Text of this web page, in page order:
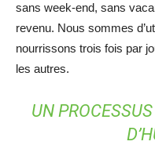
sans week-end, sans
revenu. Nous sommes
nourrissons trois fois par
les autres.
UN